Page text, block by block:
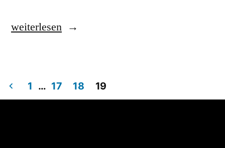
weiterlesen
1 … 17 18 19